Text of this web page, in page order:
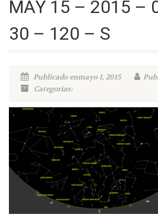
MAY 15 – 2015 –
30 – 120 – S
Publicado enmayo 1, 2015
Categorías: